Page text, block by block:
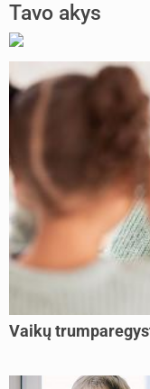
Tavo akys
Vaikų